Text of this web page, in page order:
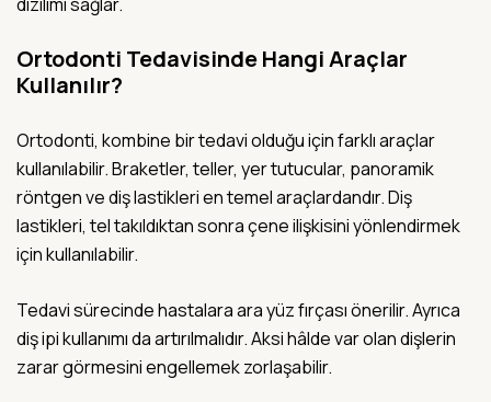
Ortodonti Tedavisinde Hangi Araçlar
Kullanılır?
Ortodonti, kombine bir tedavi olduğu için farklı araçlar
kullanılabilir. Braketler, teller, yer tutucular, panoramik
röntgen ve diş lastikleri en temel araçlardandır. Diş
lastikleri, tel takıldıktan sonra çene ilişkisini yönlendirmek
için kullanılabilir.
Tedavi sürecinde hastalara ara yüz fırçası önerilir. Ayrıca
diş ipi kullanımı da artırılmalıdır. Aksi hâlde var olan dişlerin
zarar görmesini engellemek zorlaşabilir.